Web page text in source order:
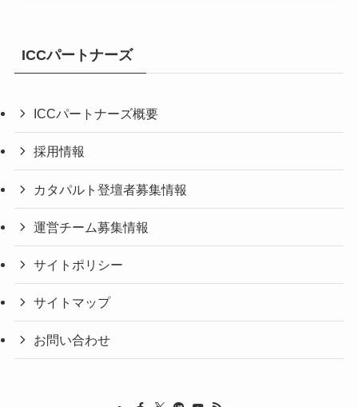
ICCパートナーズ
ICCパートナーズ概要
採用情報
カタパルト登壇者募集情報
運営チーム募集情報
サイトポリシー
サイトマップ
お問い合わせ